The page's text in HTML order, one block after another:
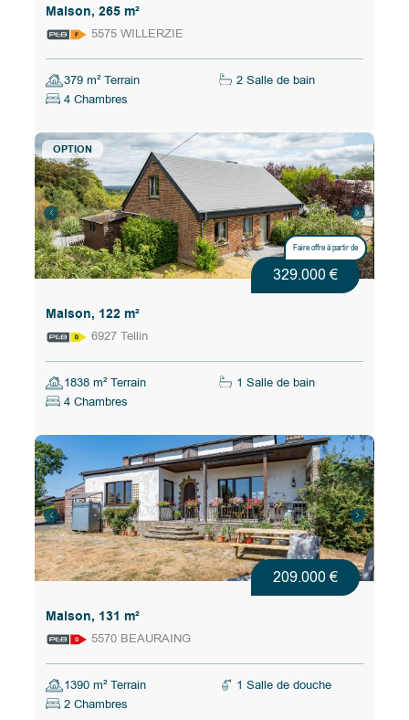
Maison, 265 m²
5575 WILLERZIE
379 m² Terrain
2 Salle de bain
4 Chambres
OPTION
Faire offre à partir de
329.000 €
Maison, 122 m²
6927 Tellin
1838 m² Terrain
1 Salle de bain
4 Chambres
209.000 €
Maison, 131 m²
5570 BEAURAING
1390 m² Terrain
1 Salle de douche
2 Chambres